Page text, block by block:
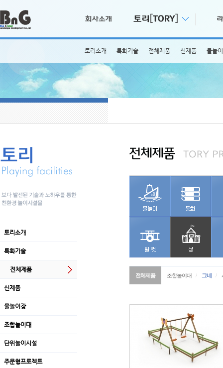
토리소개 특화기술 전체제품 신제품 물놀
토리소개
특화기술
전체제품
신제품
물놀이장
조합놀이대
단위놀이시설
주문형프로젝트
전체제품 조합놀이대 / 그네 /